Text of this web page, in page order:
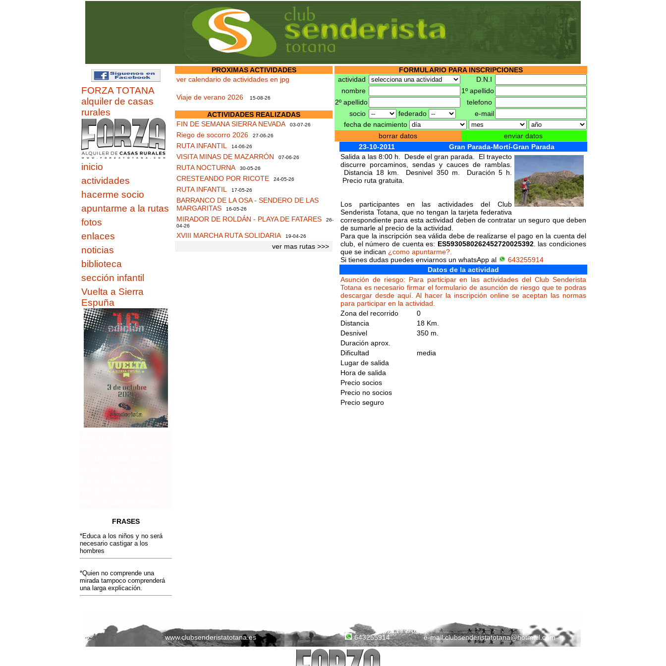
FORZA TOTANA
alquiler de casas
rurales
inicio
actividades
hacerme socio
apuntarme a la rutas
fotos
enlaces
noticias
biblioteca
sección infantil
Vuelta a Sierra
Espuña
FRASES
*Educa a los niños y no será
necesario castigar a los
hombres
*Quien no comprende una
mirada tampoco comprenderá
una larga explicación.
PROXIMAS ACTIVIDADES
ver calendario de actividades en jpg
Viaje de verano 2026 15-08-26
ACTIVIDADES REALIZADAS
FIN DE SEMANA SIERRA NEVADA 03-07-26
Riego de socorro 2026 27-06-26
RUTA INFANTIL 14-06-26
VISITA MINAS DE MAZARRÓN 07-06-26
RUTA NOCTURNA 30-05-26
CRESTEANDO POR RICOTE 24-05-26
RUTA INFANTIL 17-05-26
BARRANCO DE LA OSA - SENDERO DE LAS
MARGARITAS 16-05-26
MIRADOR DE ROLDÁN - PLAYA DE FATARES 26-
04-26
XVIII MARCHA RUTA SOLIDARIA 19-04-26
ver mas rutas >>>
FORMULARIO PARA INSCRIPCIONES
actividad
D.N.I
nombre
1º apellido
2º apellido
telefono
socio
federado
e-mail
fecha de nacimiento
borrar datos
enviar datos
23-10-2011
Gran Parada-Mortí-Gran Parada
Salida a las 8:00 h. Desde el gran parada. El trayecto
discurre porcaminos, sendas y cauces de ramblas.
Distancia 18 km. Desnivel 350 m. Duración 5 h.
Precio ruta gratuita.
Los participantes en las actividades del Club
Senderista Totana, que no tengan la tarjeta federativa
correspondiente para esta actividad deben de contratar un seguro que deben
de sumarle al precio de la actividad.
Para que la inscripción sea válida debe de realizarse el pago en la cuenta del
club, el número de cuenta es: ES5930580262452720025392. las condiciones
que se indican ¿como apuntarme?.
Si tienes dudas puedes enviarnos un whatsApp al
643255914
Datos de la actividad
Asunción de riesgo: Para participar en las actividades del Club Senderista
Totana es necesario firmar el formulario de asunción de riesgo que te podras
descargar desde aquí. Al hacer la inscripción online se aceptan las normas
para participar en la actividad.
Zona del recorrido
0
Distancia
18 Km.
Desnivel
350 m.
Duración aprox.
Dificultad
media
Lugar de salida
Hora de salida
Precio socios
Precio no socios
Precio seguro
www.clubsenderistatotana.es 643255914 e-mail:clubsenderistatotana@hotmail.com